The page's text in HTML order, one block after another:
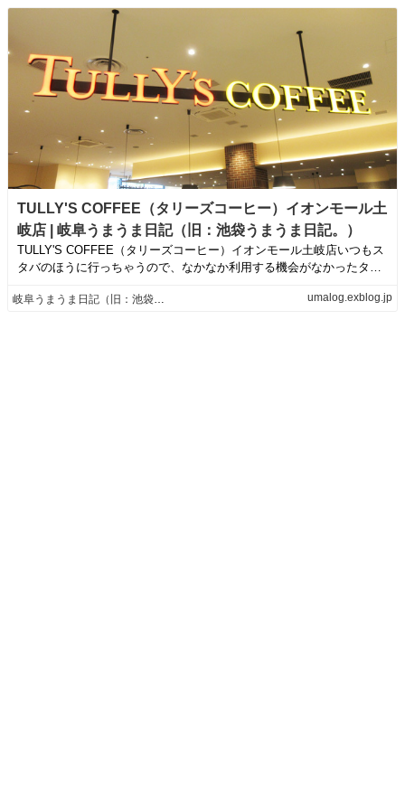
TULLY'S COFFEE（タリーズコーヒー）イオンモール土
岐店 | 岐阜うまうま日記（旧：池袋うまうま日記。）
TULLY'S COFFEE（タリーズコーヒー）イオンモール土岐店いつもス
タバのほうに行っちゃうので、なかなか利用する機会がなかったタリ
岐阜うまうま日記（旧：池袋うまうま日記。） umalog.exblog.jp